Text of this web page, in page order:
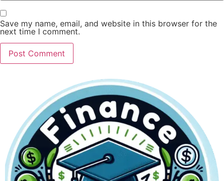
Save my name, email, and website in this browser for the
next time I comment.